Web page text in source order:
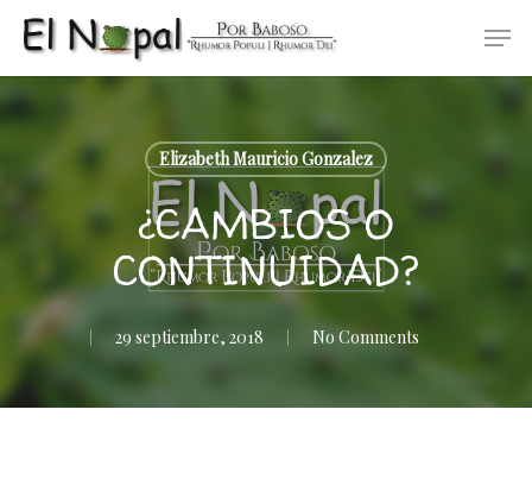
Skip
main
content
Elizabeth Mauricio Gonzalez
¿CAMBIOS O
CONTINUIDAD?
29 septiembre, 2018 No Comments